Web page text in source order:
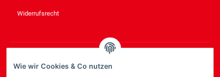
Widerrufsrecht
NEWSLETTER ABONNIEREN
Wie wir Cookies & Co nutzen